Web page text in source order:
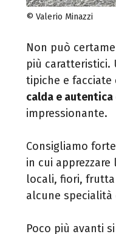
© Valerio Minazzi
Non può
più caratteristici.
tipiche e facciate
calda e
impressionante.
Consigliamo
in cui
locali, fiori, frutta
alcune
Poco più avanti